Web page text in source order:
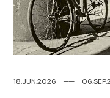
18.JUN.2026──